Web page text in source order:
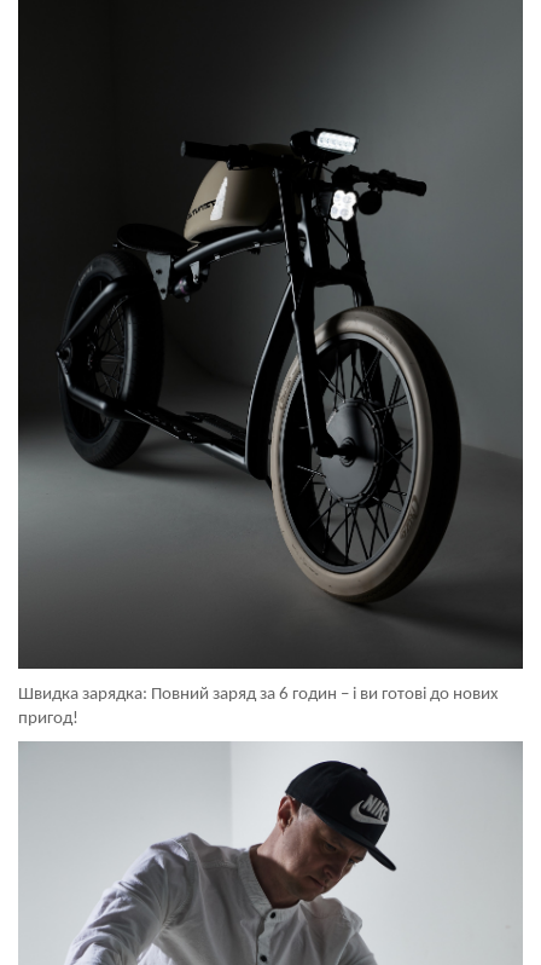
Швидка зарядка: Повний заряд за 6 годин – і ви готові до нових
пригод!